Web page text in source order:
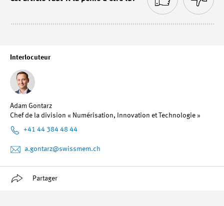
Interlocuteur
Adam Gontarz
Chef de la division « Numérisation, Innovation et Technologie »
+41 44 384 48 44
a.gontarz@swissmem.ch
Partager